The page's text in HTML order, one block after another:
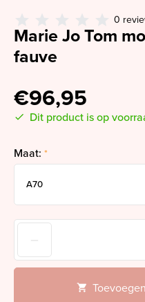
0
Marie Jo Tom
fauve
€96,95
Dit product is op
Maat: *